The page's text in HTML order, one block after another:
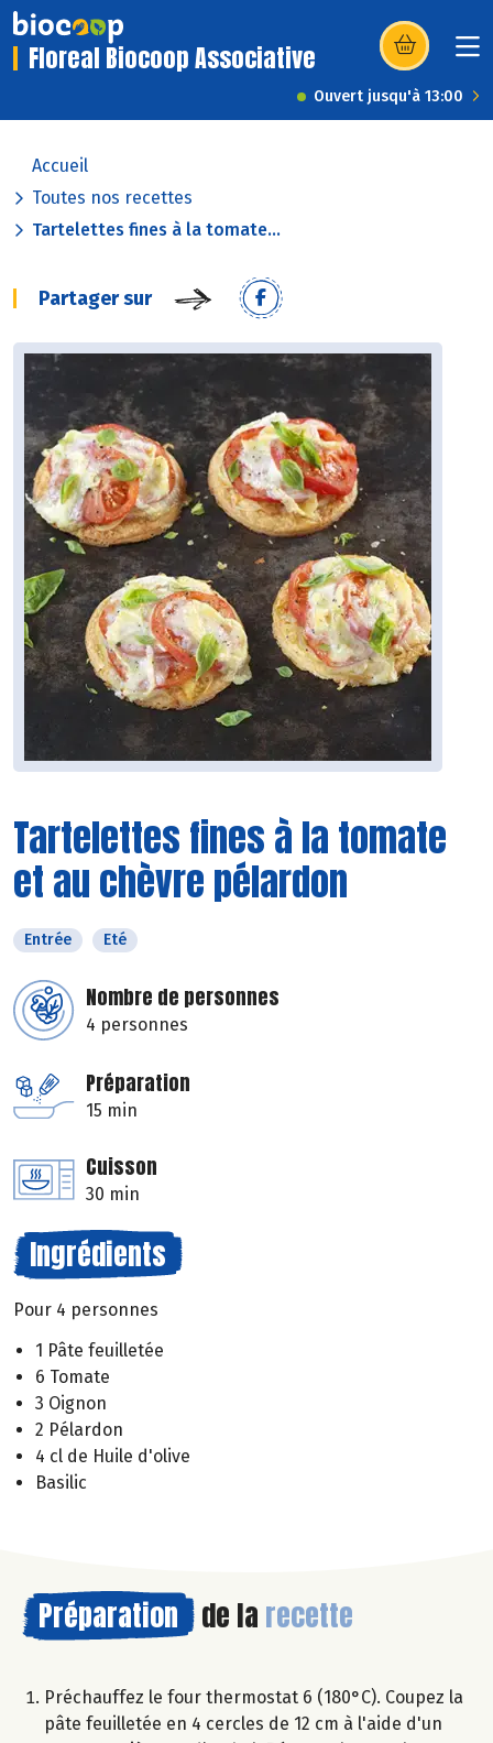
Floreal Biocoop Associative (s’ouvre dans
Ouvert jusqu'à 13:00
Accueil
Toutes nos recettes
Tartelettes fines à la tomate...
Partager sur
Tartelettes fines à la tomate
et au chèvre pélardon
Entrée Eté
Nombre de personnes
4 personnes
Préparation
15 min
Cuisson
30 min
Ingrédients
Pour 4 personnes
1 Pâte feuilletée
6 Tomate
3 Oignon
2 Pélardon
4 cl de Huile d'olive
Basilic
Préparation de la recette
Préchauffez le four thermostat 6 (180°C). Coupez la
pâte feuilletée en 4 cercles de 12 cm à l'aide d'un